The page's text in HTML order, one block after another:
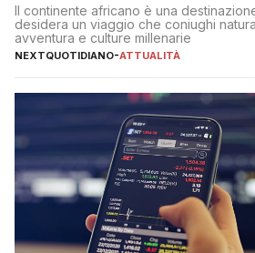
Il continente africano è una
desidera un viaggio che coniughi
avventura e culture millenarie
NEXTQUOTIDIANO-ATTUALITÀ